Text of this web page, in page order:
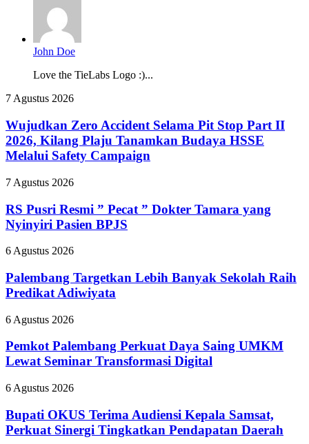
John Doe
Love the TieLabs Logo :)...
Wujudkan
Accident
Selama
Pit
Stop
II
Kilang
Plaju
Tanamkan
Budaya
HSSE
Melalui
Safety
Campaign
7 Agustus 2026
Wujudkan Zero Accident Selama Pit Stop Part II
2026, Kilang Plaju Tanamkan Budaya HSSE
Melalui Safety Campaign
RS
Resmi
”
Pecat
Dokter
yang
Nyinyiri
BPJS
7 Agustus 2026
RS Pusri Resmi ” Pecat ” Dokter Tamara yang
Nyinyiri Pasien BPJS
Palembang
Lebih
Banyak
Sekolah
Predikat
6 Agustus 2026
Palembang Targetkan Lebih Banyak Sekolah Raih
Predikat Adiwiyata
Pemkot
Perkuat
Daya
Saing
Lewat
Transformasi
Digital
6 Agustus 2026
Pemkot Palembang Perkuat Daya Saing UMKM
Lewat Seminar Transformasi Digital
Bupati
Terima
Audiensi
Kepala
6 Agustus 2026
Bupati OKUS Terima Audiensi Kepala Samsat,
Perkuat Sinergi Tingkatkan Pendapatan Daerah